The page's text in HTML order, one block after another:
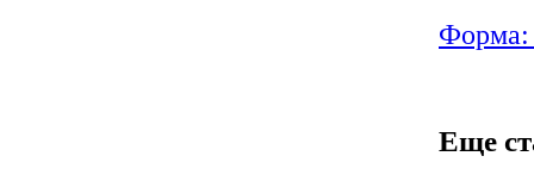
Форма:
Еще